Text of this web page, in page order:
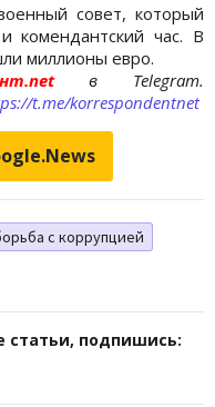
совет, который
и комендантский час. В
миллионы евро.
в Telegram.
t.me/korrespondentnet
с коррупцией
статьи, подпишись: